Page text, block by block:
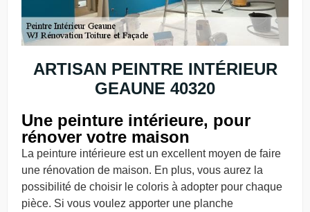
ARTISAN PEINTRE INTÉRIEUR
GEAUNE 40320
Une peinture intérieure, pour
rénover votre maison
La peinture intérieure est un excellent moyen de faire
une rénovation de maison. En plus, vous aurez la
possibilité de choisir le coloris à adopter pour chaque
pièce. Si vous voulez apporter une planche